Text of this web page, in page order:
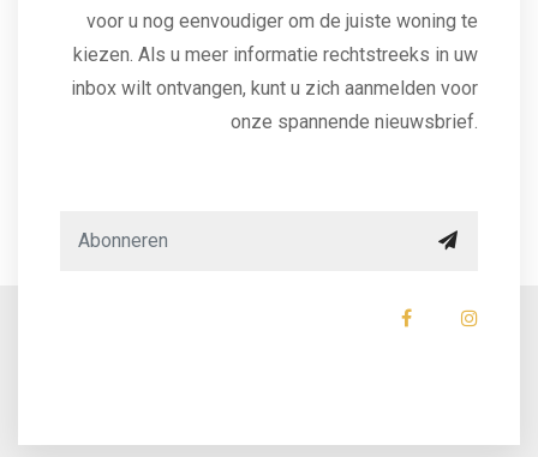
voor u nog eenvoudiger om de juiste woning te
kiezen. Als u meer informatie rechtstreeks in uw
inbox wilt ontvangen, kunt u zich aanmelden voor
onze spannende nieuwsbrief.